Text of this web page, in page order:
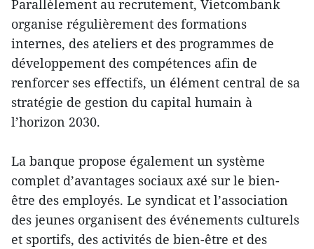
Parallèlement au recrutement, Vietcombank
organise régulièrement des formations
internes, des ateliers et des programmes de
développement des compétences afin de
renforcer ses effectifs, un élément central de sa
stratégie de gestion du capital humain à
l’horizon 2030.
La banque propose également un système
complet d’avantages sociaux axé sur le bien-
être des employés. Le syndicat et l’association
des jeunes organisent des événements culturels
et sportifs, des activités de bien-être et des